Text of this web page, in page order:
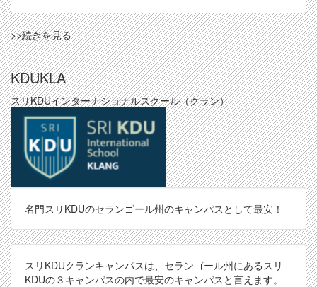
TBY(SEG)
の
>>続きを見る
KDUKLA
スリKDUインターナショナルスクール（クラン）
名門スリKDUのセランゴール州のキャンパスとして最安！
スリKDUクランキャンパスは、セランゴール州にあるスリ
KDUの３キャンパスの内で最安のキャンパスと言えます。